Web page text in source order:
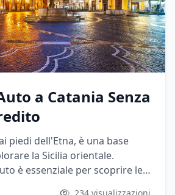
a Catania Senza
piedi dell'Etna, è una base
la Sicilia orientale.
è essenziale per scoprire le
234 visualizzazioni